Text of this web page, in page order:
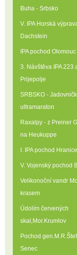
Buha - Srbsko
V. IPA Horská
Dachstein
IPA pochod Olomouc
3. Návštěva IPA 223
Prijepolje
SRBSKO -
ultramaraton
Raxalpy - z Preiner
na Heukuppe
I. IPA pochod Hranice
V. Vojenský pochod
Velikonoční vandr
krasem
Údolím červených
skal‚Mor.Krumlov
Pochod
Senec